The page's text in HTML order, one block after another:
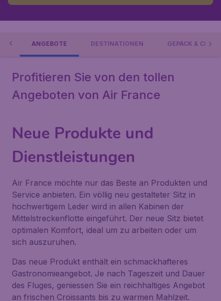
ANGEBOTE DESTINATIONEN GEPÄCK &
Profitieren Sie von den tollen
Angeboten von Air France
Neue Produkte und
Dienstleistungen
Air France möchte nur das Beste an Produkten und
Service anbieten. Ein völlig neu gestalteter Sitz in
hochwertigem Leder wird in allen Kabinen der
Mittelstreckenflotte eingeführt. Der neue Sitz bietet
optimalen Komfort, ideal um zu arbeiten oder um
sich auszuruhen.
Das neue Produkt enthält ein schmackhafteres
Gastronomieangebot. Je nach Tageszeit und Dauer
des Fluges, geniessen Sie ein reichhaltiges Angebot
an frischen Croissants bis zu warmen Mahlzeit.